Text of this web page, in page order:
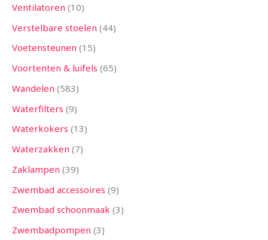
Ventilatoren 10
Verstelbare stoelen 44
Voetensteunen 15
Voortenten & luifels 65
Wandelen 583
Waterfilters 9
Waterkokers 13
Waterzakken 7
Zaklampen 39
Zwembad accessoires 9
Zwembad schoonmaak 3
Zwembadpompen 3